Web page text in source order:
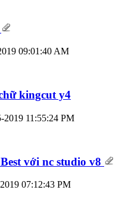
09:01:40 AM
kingcut y4
2019 11:55:24 PM
với nc studio v8
07:12:43 PM